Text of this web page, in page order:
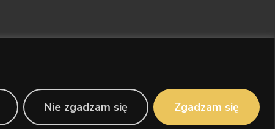
Nie zgadzam się Zgadzam się